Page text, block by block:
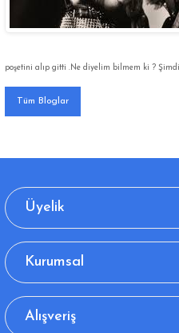
poşetini alıp gitti .Ne diyelim bilmem ki ?
Tüm Bloglar
Üyelik
Kurumsal
Alışveriş